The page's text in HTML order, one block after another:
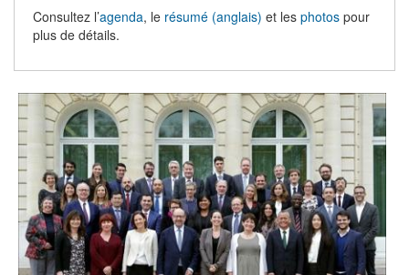
Consultez l’agenda, le résumé (anglais) et les photos pour
plus de détails.